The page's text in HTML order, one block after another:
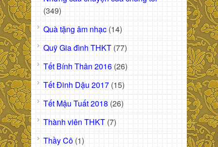
(349)
Quà tặng âm nhạc (14)
Quỹ Gia đình THKT (77)
Tết Bính Thân 2016 (26)
Tết Đinh Dậu 2017 (15)
Tết Mậu Tuất 2018 (26)
Thành viên THKT (7)
Thầy Cô (1)